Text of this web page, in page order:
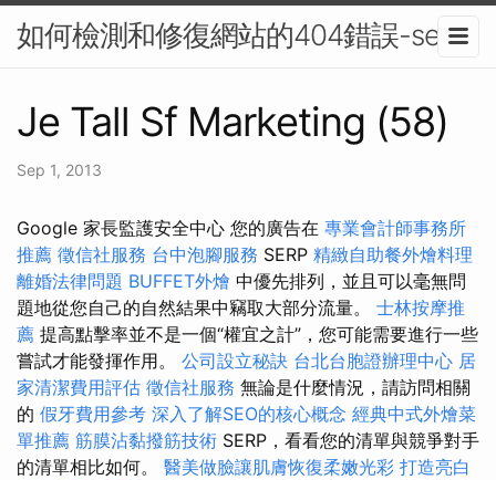
如何檢測和修復網站的404錯誤-seo
Je Tall Sf Marketing (58)
Sep 1, 2013
Google 家長監護安全中心 您的廣告在 專業會計師事務所
推薦 徵信社服務 台中泡腳服務 SERP 精緻自助餐外燴料理
離婚法律問題 BUFFET外燴 中優先排列，並且可以毫無問
題地從您自己的自然結果中竊取大部分流量。 士林按摩推
薦 提高點擊率並不是一個“權宜之計”，您可能需要進行一些
嘗試才能發揮作用。 公司設立秘訣 台北台胞證辦理中心 居
家清潔費用評估 徵信社服務 無論是什麼情況，請訪問相關
的 假牙費用參考 深入了解SEO的核心概念 經典中式外燴菜
單推薦 筋膜沾黏撥筋技術 SERP，看看您的清單與競爭對手
的清單相比如何。 醫美做臉讓肌膚恢復柔嫩光彩 打造亮白